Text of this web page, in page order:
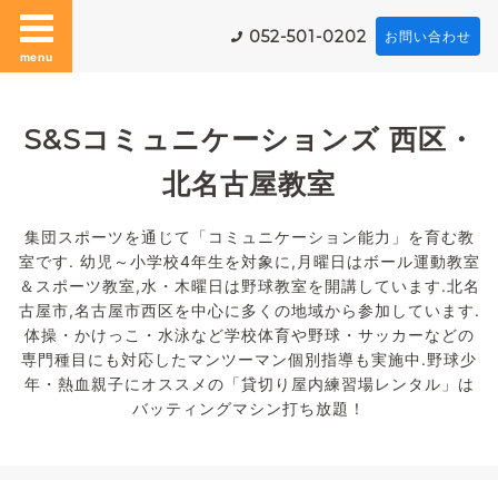
menu
052-501-0202 お問い合わせ
S&Sコミュニケーションズ 西区・
北名古屋教室
集団スポーツを通じて「コミュニケーション能力」を育む教
室です. 幼児～小学校4年生を対象に,月曜日はボール運動教室
＆スポーツ教室,水・木曜日は野球教室を開講しています.北名
古屋市,名古屋市西区を中心に多くの地域から参加しています.
体操・かけっこ・水泳など学校体育や野球・サッカーなどの
専門種目にも対応したマンツーマン個別指導も実施中.野球少
年・熱血親子にオススメの「貸切り屋内練習場レンタル」は
バッティングマシン打ち放題！